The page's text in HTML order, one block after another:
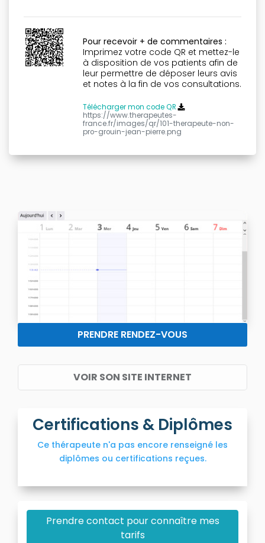
Pour recevoir + de commentaires :
Imprimez votre code QR et mettez-le
à disposition de vos patients afin de
leur permettre de déposer leurs avis
et notes à la fin de vos consultations.
Télécharger mon code QR
https://www.therapeutes-
france.fr/images/qr/101-therapeute-non-
pro-grouin-jean-pierre.png
PRENDRE RENDEZ-VOUS
VOIR SON SITE INTERNET
Certifications & Diplômes
Ce thérapeute n'a pas encore renseigné les
diplômes ou certifications reçues.
Prendre contact pour connaître mes
tarifs